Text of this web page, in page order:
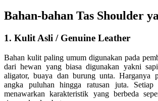
Bahan-bahan Tas Shoulder
1. Kulit Asli / Genuine Leather
Bahan kulit paling umum digunakan pada
dari hewan yang biasa digunakan yakni
aligator, buaya dan burung unta. Harganya
angka puluhan hingga ratusan juta.
menawarkan karakteristik yang berbeda